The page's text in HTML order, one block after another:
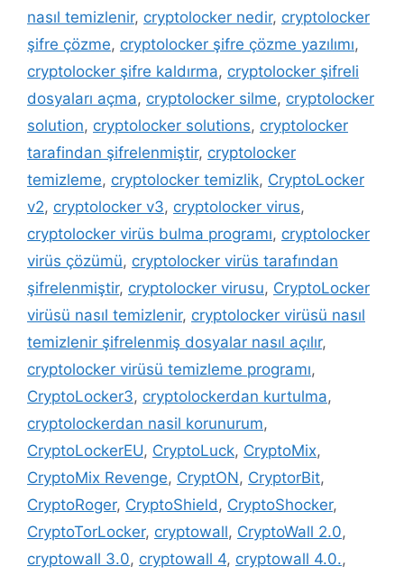
nasıl temizlenir, cryptolocker nedir, cryptolocker
şifre çözme, cryptolocker şifre çözme yazılımı,
cryptolocker şifre kaldırma, cryptolocker şifreli
dosyaları açma, cryptolocker silme, cryptolocker
solution, cryptolocker solutions, cryptolocker
tarafindan şifrelenmiştir, cryptolocker
temizleme, cryptolocker temizlik, CryptoLocker
v2, cryptolocker v3, cryptolocker virus,
cryptolocker virüs bulma programı, cryptolocker
virüs çözümü, cryptolocker virüs tarafından
şifrelenmiştir, cryptolocker virusu, CryptoLocker
virüsü nasıl temizlenir, cryptolocker virüsü nasıl
temizlenir şifrelenmiş dosyalar nasıl açılır,
cryptolocker virüsü temizleme programı,
CryptoLocker3, cryptolockerdan kurtulma,
cryptolockerdan nasil korunurum,
CryptoLockerEU, CryptoLuck, CryptoMix,
CryptoMix Revenge, CryptON, CryptorBit,
CryptoRoger, CryptoShield, CryptoShocker,
CryptoTorLocker, cryptowall, CryptoWall 2.0,
cryptowall 3.0, cryptowall 4, cryptowall 4.0.,